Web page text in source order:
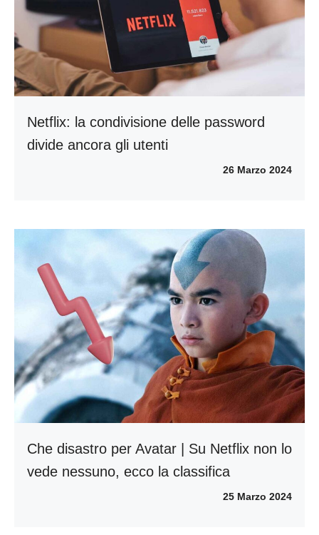
Netflix: la condivisione delle password
divide ancora gli utenti
26 Marzo 2024
Che disastro per Avatar | Su Netflix non lo
vede nessuno, ecco la classifica
25 Marzo 2024